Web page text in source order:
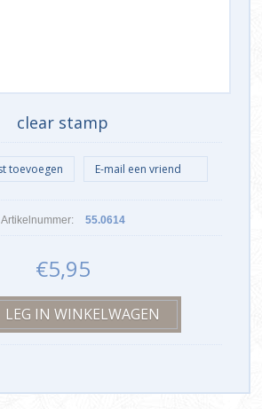
clear stamp
Artikelnummer: 55.0614
€5,95